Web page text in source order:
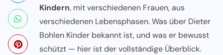
Kindern, mit verschiedenen Frauen, aus
verschiedenen Lebensphasen. Was über Dieter
Bohlen Kinder bekannt ist, und was er bewusst
schützt — hier ist der vollständige Überblick.